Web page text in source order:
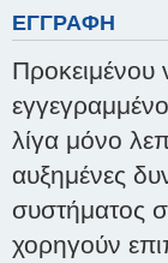
ΕΓΓΡΑΦΉ
Προκειμένου
λίγα μόνο
αυξημένες
συστήματος
χορηγούν